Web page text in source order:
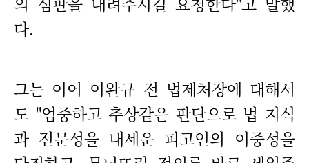
다.
그는 이어 이완규 전 법제처장에 대해서
도 "엄중하고 추상같은 판단으로 법 지식
과 전문성을 내세운 피고인의 이중성을